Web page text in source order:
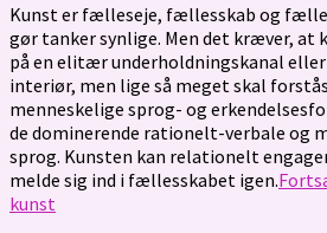
Kunst er fælleseje, fællesskab og
gør tanker synlige. Men det kræver, at
på en elitær underholdningskanal
interiør, men lige så meget skal
menneskelige sprog- og
de dominerende rationelt-verbale og
sprog. Kunsten kan relationelt
melde sig ind i fællesskabet igen.
kunst